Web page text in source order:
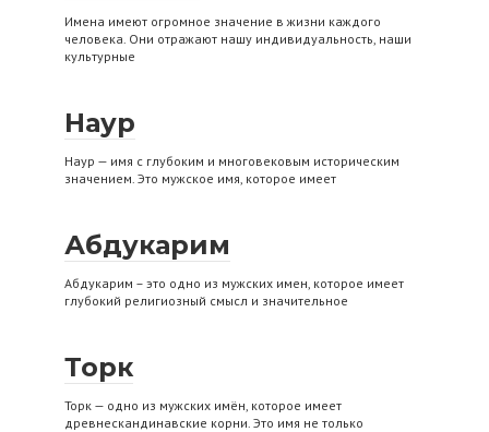
Имена имеют огромное значение в жизни каждого
человека. Они отражают нашу индивидуальность, наши
культурные
Наур
Наур — имя с глубоким и многовековым историческим
значением. Это мужское имя, которое имеет
Абдукарим
Абдукарим – это одно из мужских имен, которое имеет
глубокий религиозный смысл и значительное
Торк
Торк — одно из мужских имён, которое имеет
древнескандинавские корни. Это имя не только